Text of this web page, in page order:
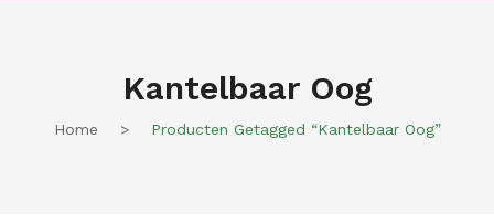
Kantelbaar Oog
Home > Producten Getagged “kantelbaar Oog”